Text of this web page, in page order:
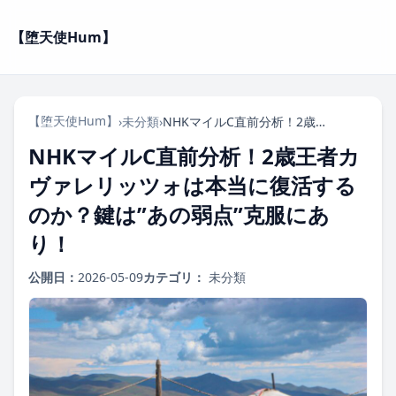
【堕天使Hum】
【堕天使Hum】 ›未分類› NHKマイルC直前分析！2歳王者カヴァレリッツォは本当に復活するのか？鍵は”あの弱点”克服にあり！
NHKマイルC直前分析！2歳王者カ
ヴァレリッツォは本当に復活する
のか？鍵は”あの弱点”克服にあ
り！
公開日： 2026-05-09カテゴリ： 未分類